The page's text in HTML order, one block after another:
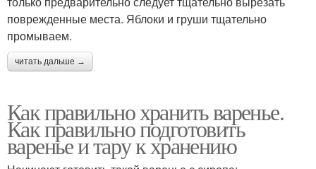
поврежденные места. Яблоки и груши тщательно
промываем.
читать дальше →
Как правильно хранить варенье.
Как правильно подготовить
варенье и тару к хранению